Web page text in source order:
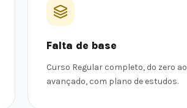
Falta de base
Curso Regular completo, do zero ao
avançado, com plano de estudos.